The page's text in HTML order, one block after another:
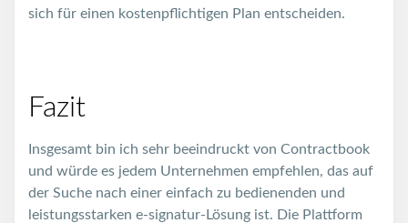
sich für einen kostenpflichtigen Plan entscheiden.
Fazit
Insgesamt bin ich sehr beeindruckt von Contractbook
und würde es jedem Unternehmen empfehlen, das auf
der Suche nach einer einfach zu bedienenden und
leistungsstarken e-signatur-Lösung ist. Die Plattform